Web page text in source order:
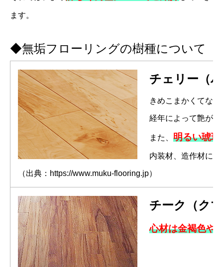
ます。
◆無垢フローリングの樹種について
チェリー（
きめこまかくてな
経年によって艶が増
また、 明るい琥
内装材、造作材に
（出典：https://www.muku-flooring.jp）
チーク（ク
心材は金褐色や